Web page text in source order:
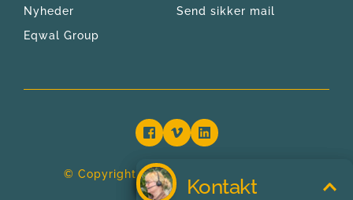
Nyheder
Eqwal Group
Send sikker mail
© Copyright 2024 | Bandagist Centret
Kontakt
Kontakt